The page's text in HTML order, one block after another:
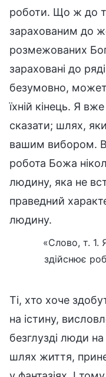
роботи. Що ж до
зарахованим до
розмежованих
зараховані до
безумовно,
їхній кінець. Я
сказати; шлях,
вашим вибором.
робота Божа
людину, яка не
праведний
людину.
«Слово, т. 1.
здійснює
Ті, хто хоче
на істину,
безглузді люди
шлях життя,